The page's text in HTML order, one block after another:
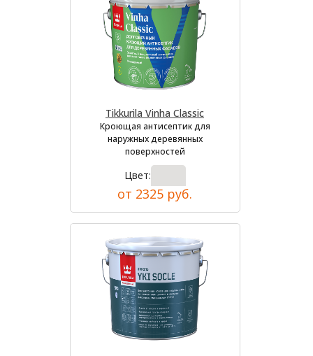
Tikkurila Vinha Classic
Кроющая антисептик для
наружных деревянных
поверхностей
Цвет:
от 2325 руб.